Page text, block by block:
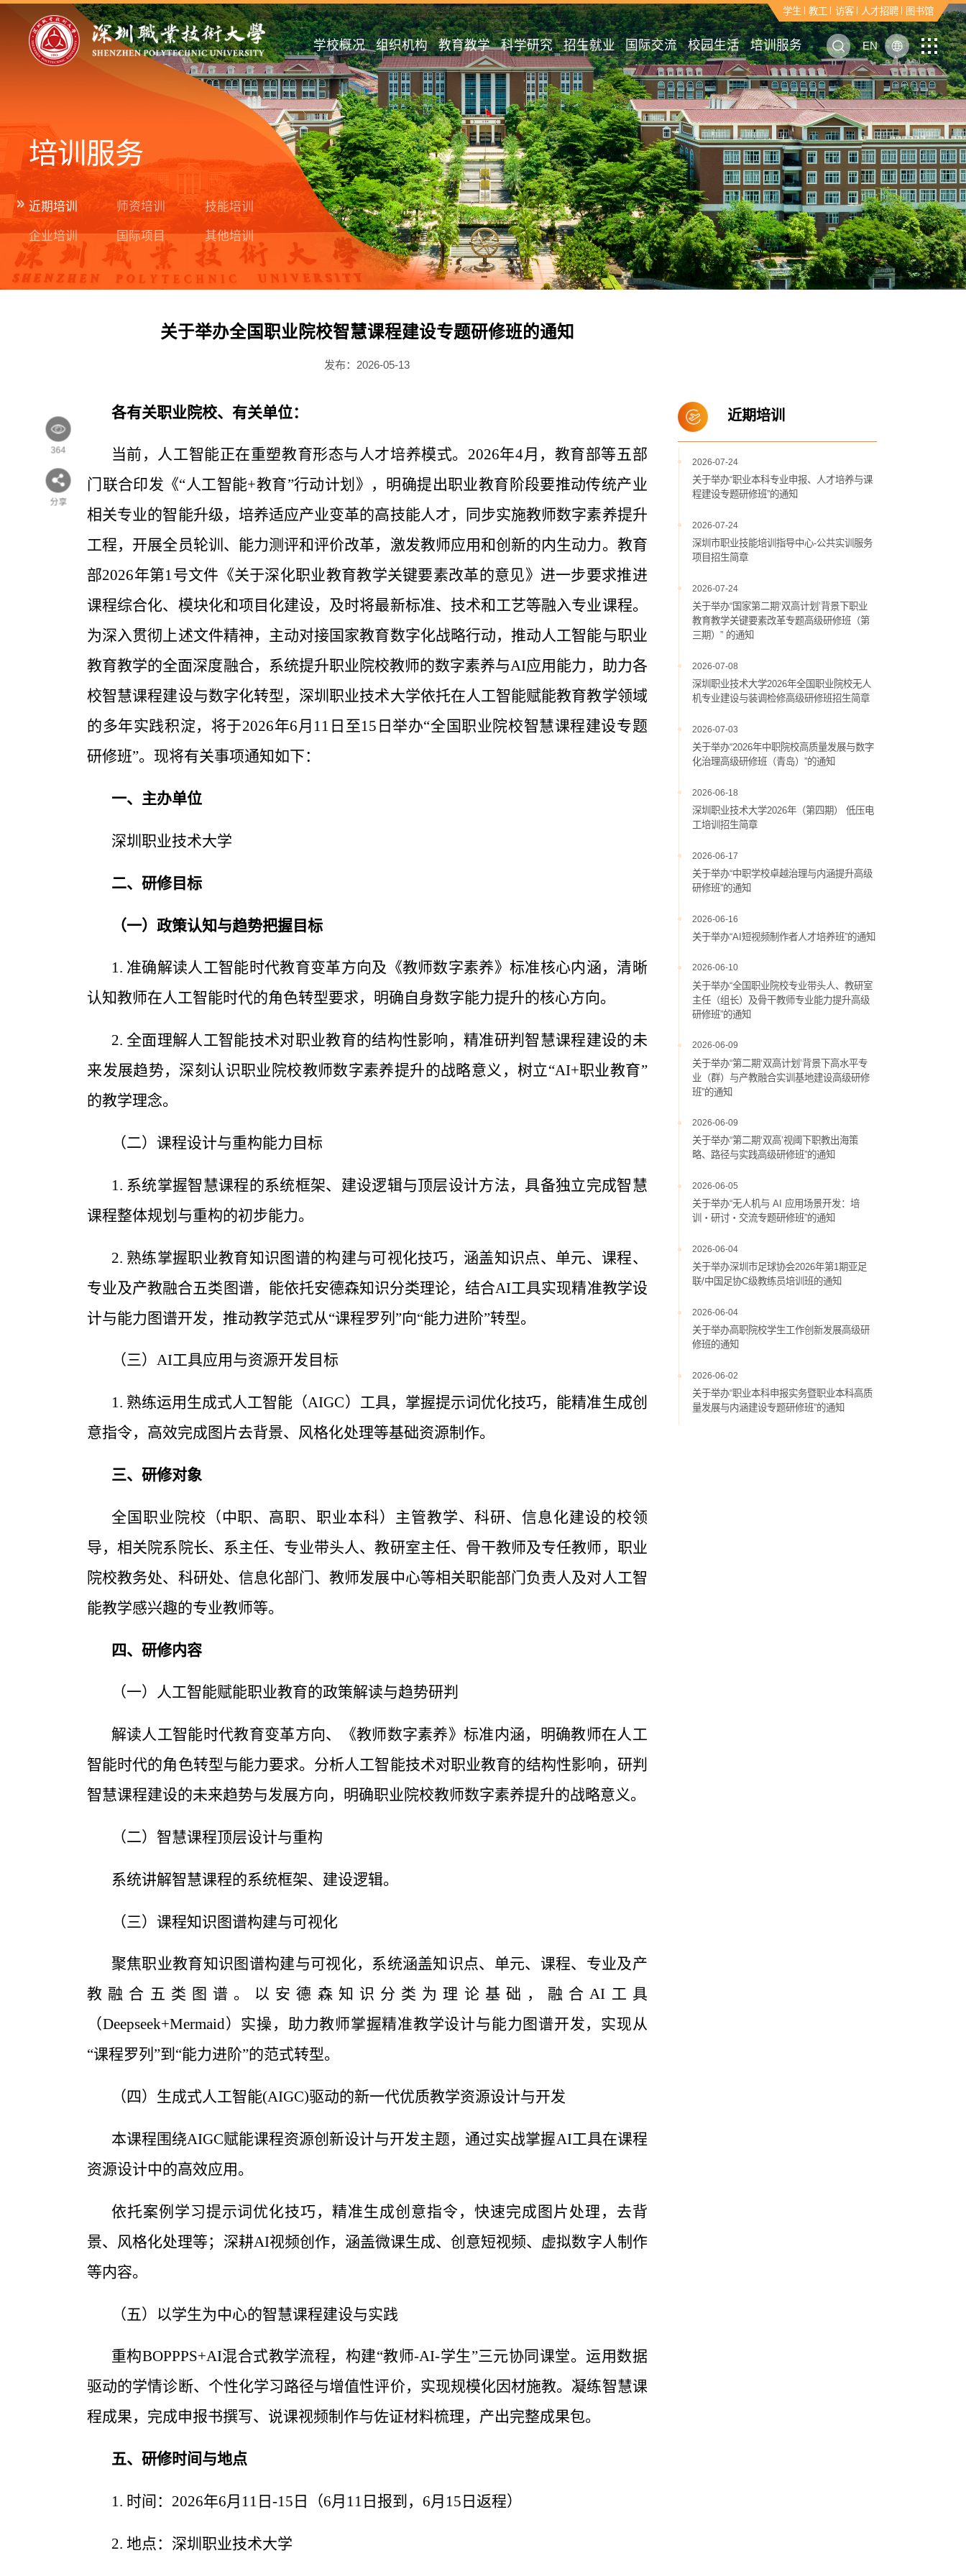
学生
学生
学生
学生
学生
学生
学生
学生
学生
学生
学生
学生
学生
学生
学生
学生
学生
学生
学生
学生
学生
学生
学生
学生
学生
学生
学生
学生
学生
学生
学生
学生
学生
学生
学生
学生
学生
学生
学生
学生
学生
学生
学生
学生
学生
学生
学生
学生
学生
学生
学生
学生
学生
学生
学生
学生
学生
学生
学生
学生
学生
学生
学生
学生
学生
学生
学生
学生
学生
学生
学生
学生
学生
学生
学生
学生
学生
学生
学生
学生
学生
学生
学生
学生
学生
学生
学生
学生
学生
学生
学生
学生
学生
学生
学生
学生
学生
学生
学生
学生
学生
学生
学生
学生
学生
学生
学生
学生
学生
学生
学生
学生
学生
学生
学生
学生
学生
学生
学生
学生
学生
学生
学生
学生
学生
学生
学生
学生
学生
学生
学生
学生
学生
学生
学生
学生
学生
学生
学生
学生
学生
学生
学生
学生
学生
学生
学生
学生
学生
学生
学生
学生
学生
学生
学生
学生
学生
学生
学生
学生
学生
学生
学生
学生
学生
学生
学生
学生
学生
学生
学生
学生
学生
学生
学生
学生
学生
学生
学生
学生
学生
学生
学生
学生
学生
学生
学生
学生
学生
学生
学生
学生
学生
学生
学生
学生
学生
学生
学生
学生
学生
学生
学生
学生
学生
学生
学生
学生
学生
学生
学生
学生
学生
学生
学生
学生
学生
学生
学生
学生
学生
学生
学生
学生
学生
学生
学生
学生
学生
学生
学生
学生
学生
学生
学生